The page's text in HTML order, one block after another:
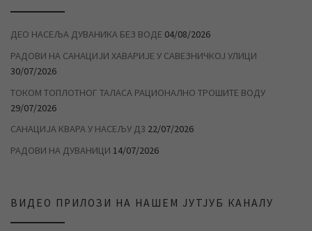
ДЕО НАСЕЉА ДУВАНИКА БЕЗ ВОДЕ 04/08/2026
РАДОВИ НА САНАЦИЈИ ХАВАРИЈЕ У САВЕЗНИЧКОЈ УЛИЦИ
30/07/2026
ТОКОМ ТОПЛОТНОГ ТАЛАСА РАЦИОНАЛНО ТРОШИТЕ ВОДУ
29/07/2026
САНАЦИЈА КВАРА У НАСЕЉУ Д3 22/07/2026
РАДОВИ НА ДУВАНИЦИ 14/07/2026
ВИДЕО ПРИЛОЗИ НА НАШЕМ ЈУТЈУБ КАНАЛУ